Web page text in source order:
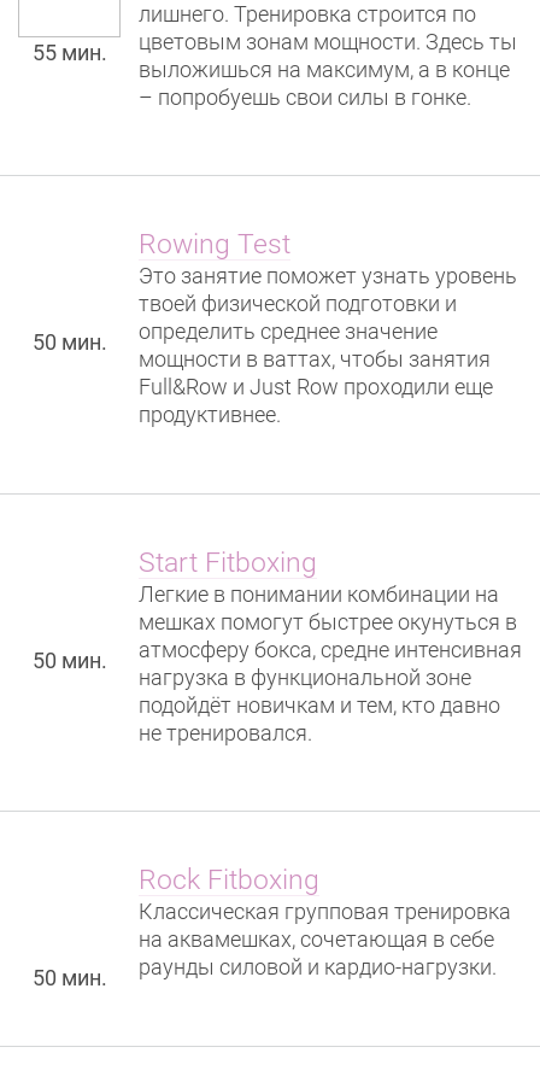
55 мин.
лишнего. Тренировка строится по
цветовым зонам мощности. Здесь ты
выложишься на максимум, а в конце
– попробуешь свои силы в гонке.
50 мин.
Rowing Test
Это занятие поможет узнать уровень
твоей физической подготовки и
определить среднее значение
мощности в ваттах, чтобы занятия
Full&Row и Just Row проходили еще
продуктивнее.
50 мин.
Start Fitboxing
Легкие в понимании комбинации на
мешках помогут быстрее окунуться в
атмосферу бокса, средне интенсивная
нагрузка в функциональной зоне
подойдёт новичкам и тем, кто давно
не тренировался.
50 мин.
Rock Fitboxing
Классическая групповая тренировка
на аквамешках, сочетающая в себе
раунды силовой и кардио-нагрузки.